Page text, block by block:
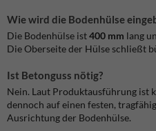
Wie wird die Bodenhülse
Die Bodenhülse ist400 mm lang
Die Oberseite der Hülse schließt
Ist Betonguss nötig?
Nein. Laut Produktausführung ist
dennoch auf einen festen,
Ausrichtung der Bodenhülse.